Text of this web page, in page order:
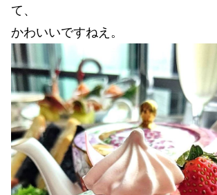
て、
かわいいですねえ。